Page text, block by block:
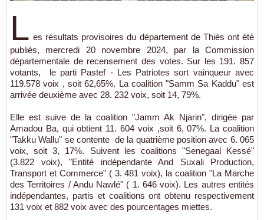
L es résultats provisoires du département de Thiès ont été
publiés, mercredi 20 novembre 2024, par la Commission
départementale de recensement des votes. Sur les 191. 857
votants, le parti Pastef - Les Patriotes sort vainqueur avec
119.578 voix , soit 62,65%. La coalition "Samm Sa Kaddu" est
arrivée deuxième avec 28. 232 voix, soit 14, 79%.
Elle est suive de la coalition "Jamm Ak Njarin", dirigée par
Amadou Ba, qui obtient 11. 604 voix ,soit 6, 07%. La coalition
"Takku Wallu" se contente de la quatrième position avec 6. 065
voix, soit 3, 17%. Suivent les coalitions "Senegaal Kessé"
(3.822 voix), "Entité indépendante And Suxali Production,
Transport et Commerce" ( 3. 481 voix), la coalition "La Marche
des Territoires / Andu Nawlé" ( 1. 646 voix). Les autres entités
indépendantes, partis et coalitions ont obtenu respectivement
131 voix et 882 voix avec des pourcentages miettes.